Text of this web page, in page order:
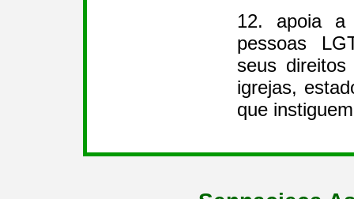
12. apoia a
pessoas
seus
igrejas,
que